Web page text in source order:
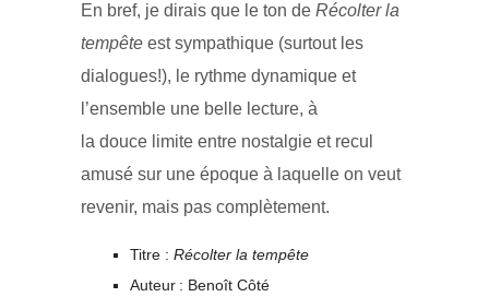
En bref, je dirais que le ton de Récolter la
tempête est sympathique (surtout les
dialogues!), le rythme dynamique et
l’ensemble une belle lecture, à
la douce limite entre nostalgie et recul
amusé sur une époque à laquelle on veut
revenir, mais pas complètement.
Titre : Récolter la tempête
Auteur : Benoît Côté